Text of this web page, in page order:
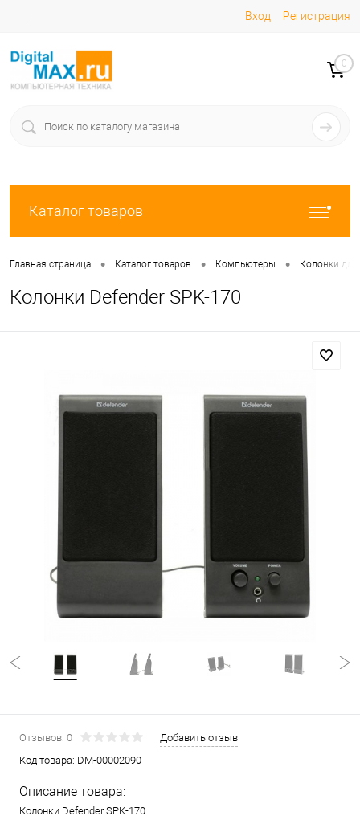
Вход Регистрация
0
Каталог товаров
Главная страница • Каталог товаров • Компьютеры • Колонки
Колонки Defender SPK-170
Отзывов: 0
Добавить отзыв
Код товара: DM-00002090
Описание товара:
Колонки Defender SPK-170